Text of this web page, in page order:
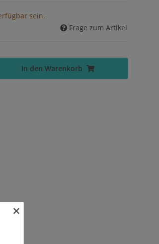
sein.
Frage zum Artikel
In den Warenkorb
×